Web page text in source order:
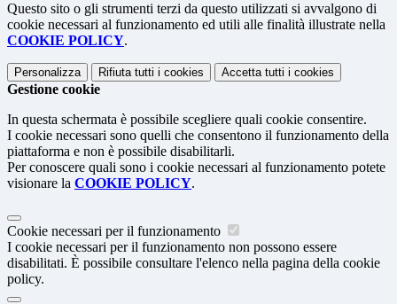
Questo sito o gli strumenti terzi da questo utilizzati si avvalgono di
cookie necessari al funzionamento ed utili alle finalità illustrate nella
COOKIE POLICY.
Personalizza Rifiuta tutti i cookies Accetta tutti i cookies
Gestione cookie
In questa schermata è possibile scegliere quali cookie consentire.
I cookie necessari sono quelli che consentono il funzionamento della
piattaforma e non è possibile disabilitarli.
Per conoscere quali sono i cookie necessari al funzionamento potete
visionare la COOKIE POLICY.
Cookie necessari per il funzionamento
I cookie necessari per il funzionamento non possono essere
disabilitati. È possibile consultare l'elenco nella pagina della cookie
policy.